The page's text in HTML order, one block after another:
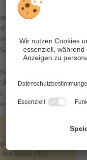
- Armentarola
auch während der Fahrt
Wer genau hinschaut
oder ein Reh
mit der
nur mehr rund 15
Kassian aus führt eine
Badia (BZ)